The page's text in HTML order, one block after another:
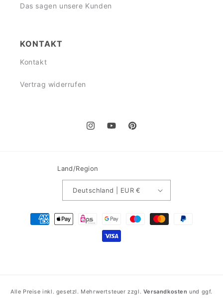
Das sagen unsere Kunden
KONTAKT
Kontakt
Vertrag widerrufen
InstagramYouTubePinterest
Land/Region
Deutschland | EUR €
Zahlungsmethoden
Alle Preise inkl. gesetzl. Mehrwertsteuer zzgl. Versandkosten und ggf.